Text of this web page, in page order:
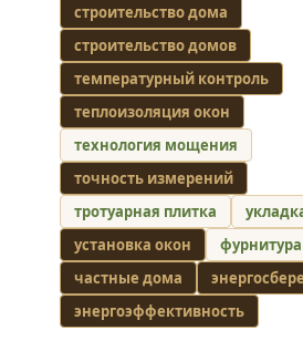
строительство дома
строительство домов
температурный контроль
теплоизоляция окон
технология мощения
точность измерений
тротуарная плитка
установка окон
фурнитура
частные дома
энергоэффективность